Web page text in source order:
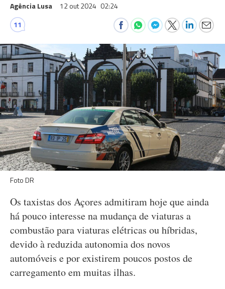
Agência Lusa 12 out 2024 02:24
11
Foto DR
Os taxistas dos Açores admitiram hoje que ainda
há pouco interesse na mudança de viaturas a
combustão para viaturas elétricas ou híbridas,
devido à reduzida autonomia dos novos
automóveis e por existirem poucos postos de
carregamento em muitas ilhas.